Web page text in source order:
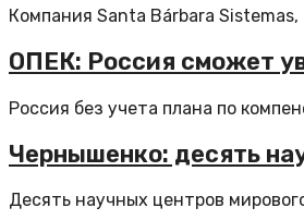
Компания Santa Bárbara
ОПЕК: Россия сможет
Россия без учета плана по
Чернышенко: десять
Десять научных центров